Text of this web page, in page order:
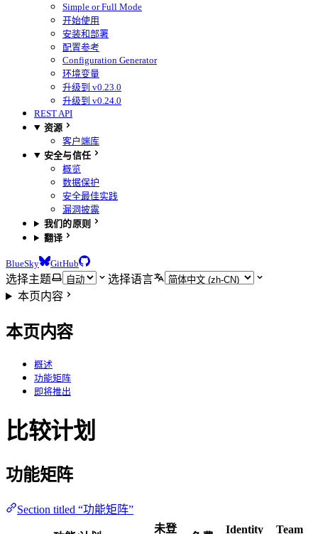
Simple or Full Mode
开始使用
安装和部署
配置参考
Configuration Generator
环境变量
升级到 v0.23.0
升级到 v0.24.0
REST API
资源
客户端库
安全与信任
概览
数据保护
安全最佳实践
漏洞披露
我们的原则
翻译
BlueSky GitHub
选择主题
选择语言
本页内容
本页内容
概述
功能矩阵
即将推出
比较计划
功能矩阵
Section titled “功能矩阵”
未登 Identity Team